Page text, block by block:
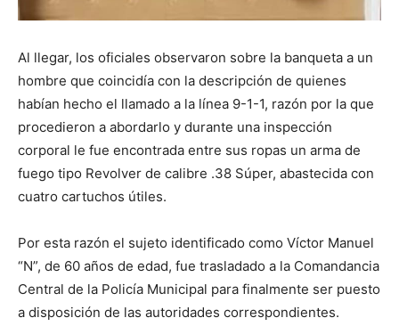
Al llegar, los oficiales observaron sobre la banqueta a un
hombre que coincidía con la descripción de quienes
habían hecho el llamado a la línea 9-1-1, razón por la que
procedieron a abordarlo y durante una inspección
corporal le fue encontrada entre sus ropas un arma de
fuego tipo Revolver de calibre .38 Súper, abastecida con
cuatro cartuchos útiles.
Por esta razón el sujeto identificado como Víctor Manuel
“N”, de 60 años de edad, fue trasladado a la Comandancia
Central de la Policía Municipal para finalmente ser puesto
a disposición de las autoridades correspondientes.